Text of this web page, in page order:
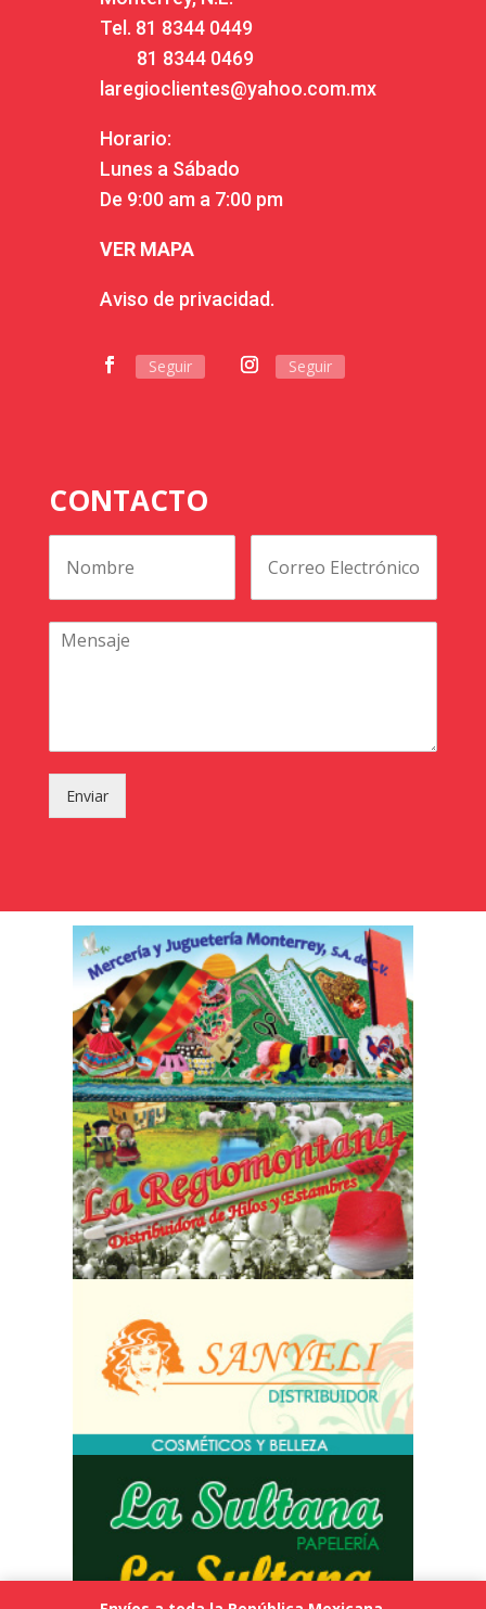
Tel. 81 8344 0449
81 8344 0469
laregioclientes@yahoo.com.mx
Horario:
Lunes a Sábado
De 9:00 am a 7:00 pm
VER MAPA
Aviso de privacidad.
Seguir Seguir
CONTACTO
Enviar